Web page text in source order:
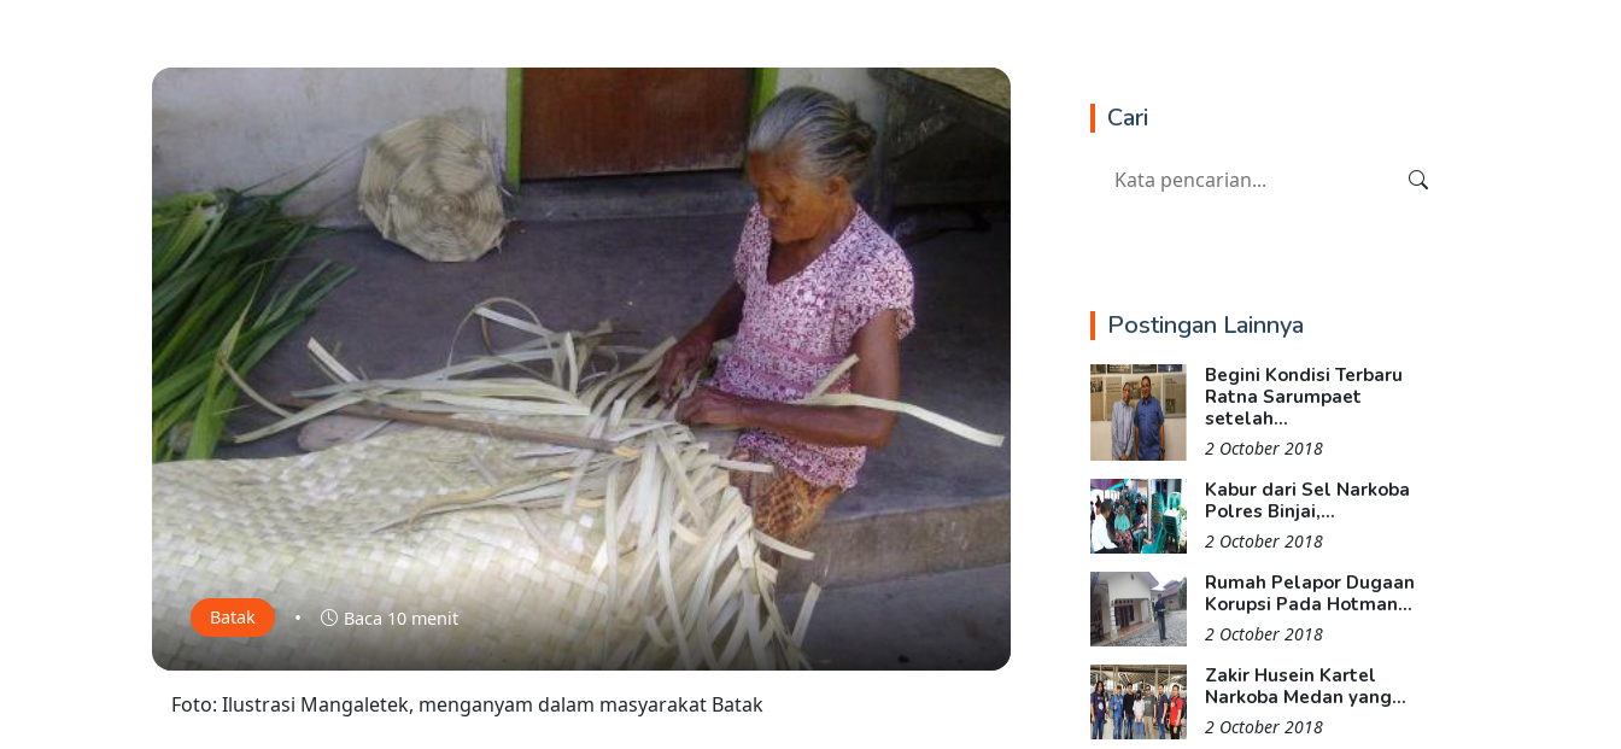
Batak • Baca 10 menit
Foto: Ilustrasi Mangaletek, menganyam dalam masyarakat Batak
Cari
Postingan Lainnya
Begini Kondisi Terbaru
Ratna Sarumpaet
setelah...
2 October 2018
Kabur dari Sel Narkoba
Polres Binjai,...
2 October 2018
Rumah Pelapor Dugaan
Korupsi Pada Hotman...
2 October 2018
Zakir Husein Kartel
Narkoba Medan yang...
2 October 2018